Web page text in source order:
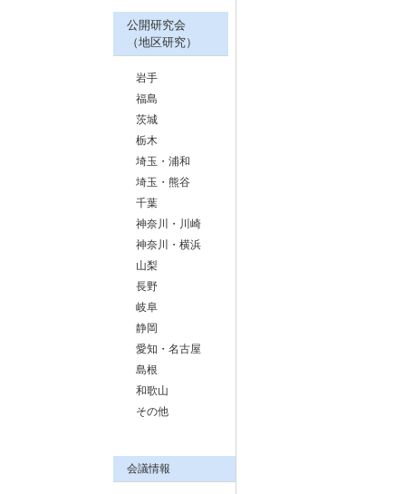
公開研究会
（地区研究）
岩手
福島
茨城
栃木
埼玉・浦和
埼玉・熊谷
千葉
神奈川・川崎
神奈川・横浜
山梨
長野
岐阜
静岡
愛知・名古屋
島根
和歌山
その他
会議情報